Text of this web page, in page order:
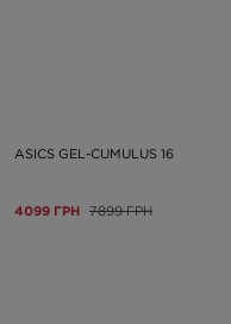
ASICS GEL-CUMULUS 16
4099 ГРН 7899 ГРН